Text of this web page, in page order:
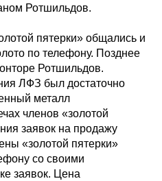
Ротшильдов.
пятерки» общались и
по телефону. Позднее
Ротшильдов.
ЛФЗ был достаточно
металл
членов «золотой
заявок на продажу
«золотой пятерки»
со своими
заявок. Цена